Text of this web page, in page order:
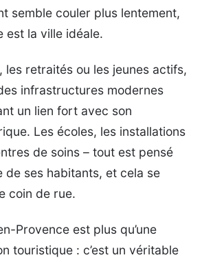
semble couler plus lentement,
est la ville idéale.
les retraités ou les jeunes actifs,
infrastructures modernes
un lien fort avec son
Les écoles, les installations
de soins – tout est pensé
de ses habitants, et cela se
coin de rue.
Provence est plus qu’une
touristique : c’est un véritable